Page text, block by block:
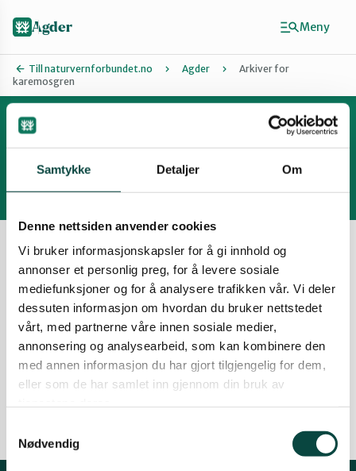
Samtykke Detaljer Om
Denne nettsiden anvender cookies
Vi bruker informasjonskapsler for å gi innhold og
annonser et personlig preg, for å levere sosiale
mediefunksjoner og for å analysere trafikken vår. Vi deler
dessuten informasjon om hvordan du bruker nettstedet
vårt, med partnerne våre innen sosiale medier,
annonsering og analysearbeid, som kan kombinere den
med annen informasjon du har gjort tilgjengelig for dem,
eller som de har samlet inn gjennom din bruk av
Nødvendig
Finn ditt lokallag
Agder
Grimstad
Kristiansand
Lillesand
Lindesnes
Agder
Till naturvernforbundet.no Agder
Arkiver for
karemosgren
Artikler
Fremmedart: GYVEL
Innlegg Nyhet 21.02.2024